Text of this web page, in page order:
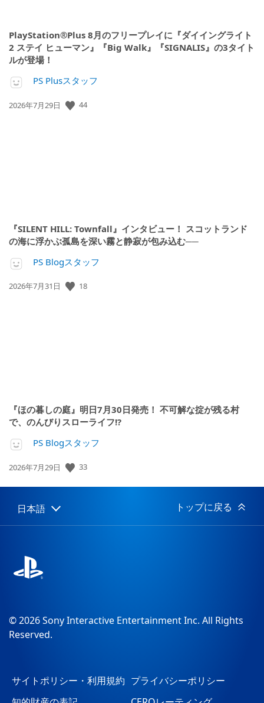
PlayStation®Plus 8月のフリープレイに『ダイイングライト
2 ステイ ヒューマン』『Big Walk』『SIGNALIS』の3タイト
ルが登場！
PS Plusスタッフ
公
2026年7月29日 44
『SILENT HILL: Townfall』インタビュー！ スコットランド
の海に浮かぶ孤島を深い霧と静寂が包み込む──
PS Blogスタッフ
公
2026年7月31日 18
『ほの暮しの庭』明日7月30日発売！ 不可解な掟が残る村
で、のんびりスローライフ!?
PS Blogスタッフ
公
日:
2026年7月29日 33
Select
a
Current
region:
日本語 トップに戻る
© 2026 Sony Interactive Entertainment Inc. All Rights
Reserved.
サイトポリシー・利用規約 プライバシーポリシー